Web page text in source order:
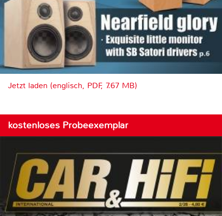
Jetzt laden (englisch, PDF, 7.67 MB)
kostenloses Probeexemplar